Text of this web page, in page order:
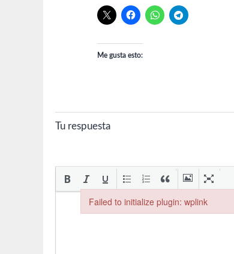
Me gusta esto:
Tu respuesta
Failed to initialize plugin: wplink
Failed to initialize plugin: wplink